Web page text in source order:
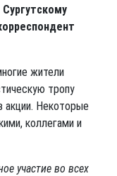
жители
тропу
акции. Некоторые
коллегами и
участие во всех